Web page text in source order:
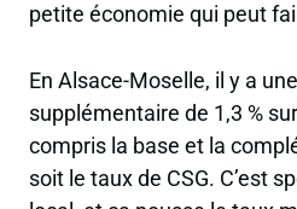
petite économie qui peut
En Alsace-Moselle, il y a
supplémentaire de 1,3 % sur
compris la base et la
soit le taux de CSG. C’est